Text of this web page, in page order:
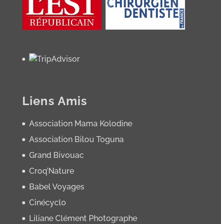
Liens Amis
Association Mama Kolodine
Association Bilou Toguna
Grand Bivouac
Croq’Nature
Babel Voyages
Cinécyclo
Liliane Clément Photographe